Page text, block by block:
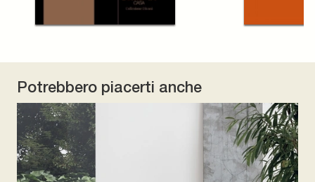
Potrebbero piacerti anche